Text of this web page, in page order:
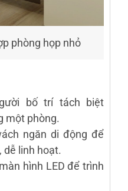
phòng họp nhỏ
bố trí tách biệt
một phòng.
ngăn di động để
dễ linh hoạt.
hình LED để trình